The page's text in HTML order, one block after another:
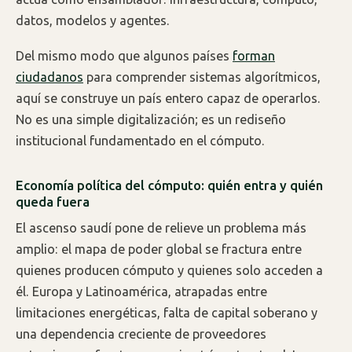
datos, modelos y agentes.
Del mismo modo que algunos países forman
ciudadanos para comprender sistemas algorítmicos,
aquí se construye un país entero capaz de operarlos.
No es una simple digitalización; es un rediseño
institucional fundamentado en el cómputo.
Economía política del cómputo: quién entra y quién
queda fuera
El ascenso saudí pone de relieve un problema más
amplio: el mapa de poder global se fractura entre
quienes producen cómputo y quienes solo acceden a
él. Europa y Latinoamérica, atrapadas entre
limitaciones energéticas, falta de capital soberano y
una dependencia creciente de proveedores